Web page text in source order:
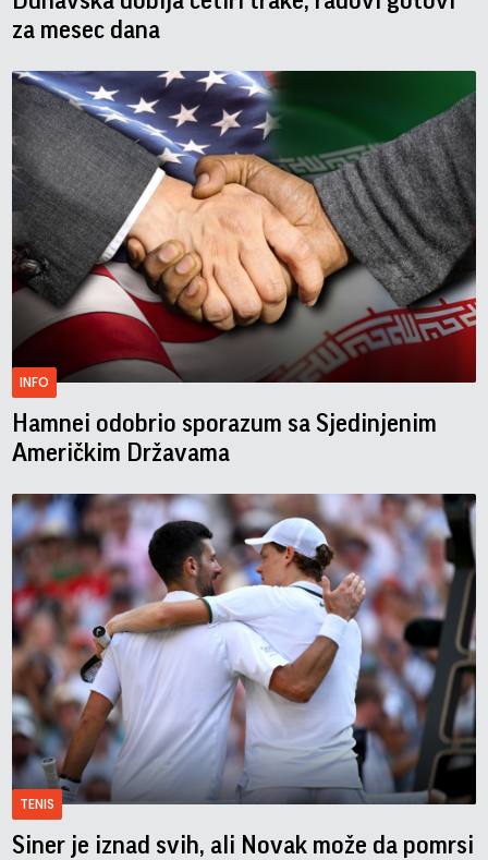
za mesec dana
INFO
Hamnei odobrio sporazum sa Sjedinjenim
Američkim Državama
TENIS
Siner je iznad svih, ali Novak može da pomrsi